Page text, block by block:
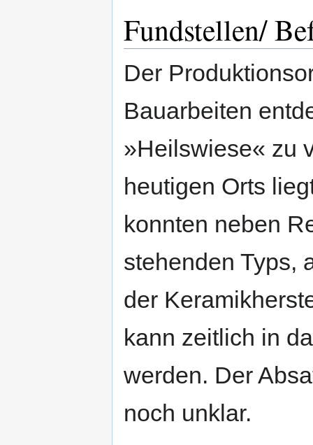
Fundstellen/
Der
Bauarbeiten
»Heilswiese« zu
heutigen Orts
konnten neben
stehenden Typs,
der
kann zeitlich in
werden. Der
noch unklar.